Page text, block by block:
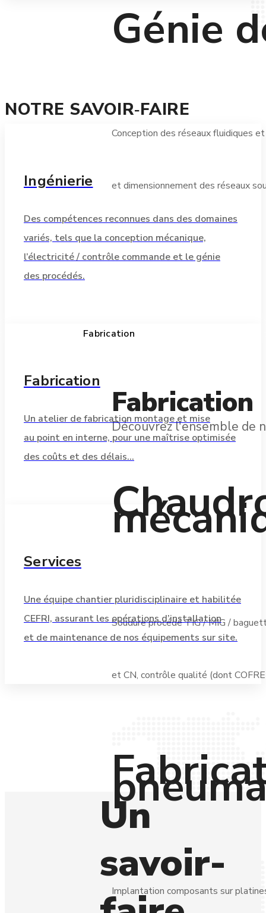
Génie
Conception des réseaux fluidiques
et dimensionnement des réseaux
En savoir plus
Fabrication
Fabrication
Découvrez l'ensemble de
Soudure procédé TIG / MIG /
et CN, contrôle qualité (dont
Implantation composants sur
NOTRE SAVOIR‑FAIRE
Ingénierie
Des compétences reconnues dans des domaines
variés, tels que la conception mécanique,
l’électricité / contrôle commande et le génie
des procédés.
Fabrication
Un atelier de fabrication montage et mise
au point en interne, pour une maîtrise optimisée
des coûts et des délais…
Services
Une équipe chantier pluridisciplinaire et habilitée
CEFRI, assurant les opérations d’installation
et de maintenance de nos équipements sur site.
Un
savoir-